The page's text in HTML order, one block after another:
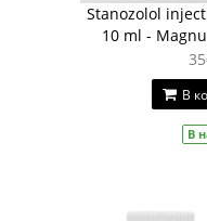
Stanozolol
10 ml -
В
В